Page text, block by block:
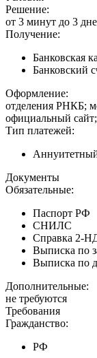
Решение:
от 3 минут до 3
Получение:
Банковская
Банковский
Оформление:
отделения РНКБ;
официальный сайт;
Тип платежей:
Документы
Обязательные:
Паспорт РФ
СНИЛС
Справка 2-
Выписка по
Выписка по
Дополнительные:
не требуются
Требования
Гражданство:
РФ